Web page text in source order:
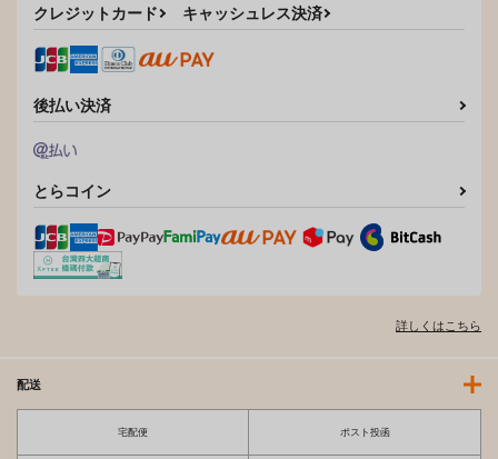
クレジットカード キャッシュレス決済
後払い決済
とらコイン
詳しくはこちら
配送
宅配便 ポスト投函